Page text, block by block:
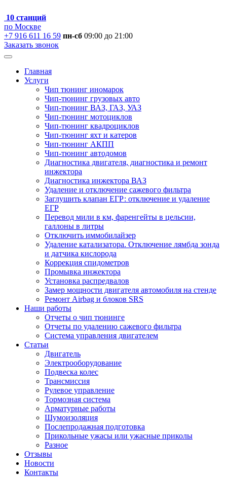
10 станций
по Москве
+7 916 611 16 59 пн-сб 09:00 до 21:00
Заказать звонок
Главная
Услуги
Чип тюнинг иномарок
Чип-тюнинг грузовых авто
Чип-тюнинг ВАЗ, ГАЗ, УАЗ
Чип-тюнинг мотоциклов
Чип-тюнинг квадроциклов
Чип-тюнинг яхт и катеров
Чип-тюнинг АКПП
Чип-тюнинг автодомов
Диагностика двигателя, диагностика и ремонт
инжектора
Диагностика инжектора ВАЗ
Удаление и отключение сажевого фильтра
Заглушить клапан ЕГР: отключение и удаление
ЕГР
Перевод мили в км, фаренгейты в цельсии,
галлоны в литры
Отключить иммобилайзер
Удаление катализатора. Отключение лямбда зонда
и датчика кислорода
Коррекция спидометров
Промывка инжектора
Установка распредвалов
Замер мощности двигателя автомобиля на стенде
Ремонт Airbag и блоков SRS
Наши работы
Отчеты о чип тюнинге
Отчеты по удалению сажевого фильтра
Система управления двигателем
Статьи
Двигатель
Электрооборудование
Подвеска колес
Трансмиссия
Рулевое управление
Тормозная система
Арматурные работы
Шумоизоляция
Послепродажная подготовка
Прикольные ужасы или ужасные приколы
Разное
Отзывы
Новости
Контакты